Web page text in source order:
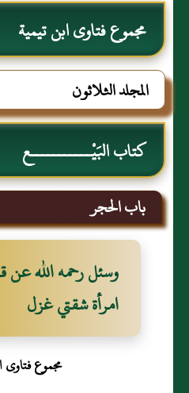
مجموع فتاوى ابن تيمية
المجلد الثلاثون
كتاب البَيْـــــــــــع
باب الحجر
وسئل رحمه الله عن
امرأة شقتي غزل
مجموع فتاوى